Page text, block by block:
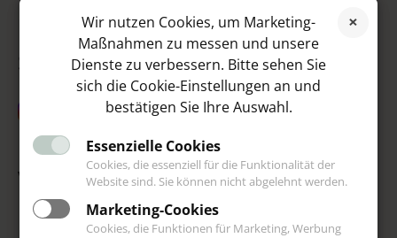
SOCIAL MEDIA
VIP
Wir nutzen Cookies, um Marketing-
Maßnahmen zu messen und unsere
Dienste zu verbessern. Bitte sehen Sie
sich die Cookie-Einstellungen an und
bestätigen Sie Ihre Auswahl.
Essenzielle Cookies
Cookies, die essenziell für die Funktionalität der
Website sind. Sie können nicht abgelehnt werden.
Marketing-Cookies
Cookies, die Funktionen für Marketing, Werbung